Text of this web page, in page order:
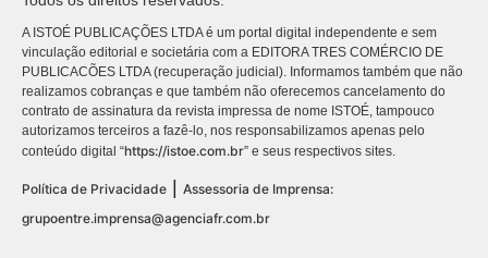
A ISTOÉ PUBLICAÇÕES LTDA é um portal digital independente e sem
vinculação editorial e societária com a EDITORA TRES COMÉRCIO DE
PUBLICACÕES LTDA (recuperação judicial). Informamos também que não
realizamos cobranças e que também não oferecemos cancelamento do
contrato de assinatura da revista impressa de nome ISTOÉ, tampouco
autorizamos terceiros a fazê-lo, nos responsabilizamos apenas pelo
conteúdo digital “https://istoe.com.br” e seus respectivos sites.
Política de Privacidade
Assessoria de Imprensa:
grupoentre.imprensa@agenciafr.com.br